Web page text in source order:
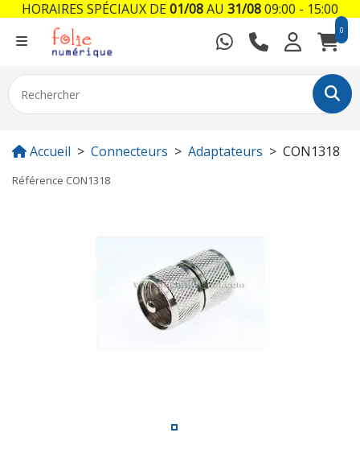
0
Accueil Connecteurs Adaptateurs CON1318
Référence CON1318
HORAIRES SPÉCIAUX DE01/08AU 31/0809:00 - 15:00